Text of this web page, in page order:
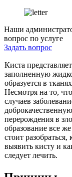
Наши
вопрос по услуге
Задать вопрос
Киста
заполненную
образуется в
Несмотря на то,
случаев
перерождения в
образование все
стоит
выявить кисту и
следует лечить.